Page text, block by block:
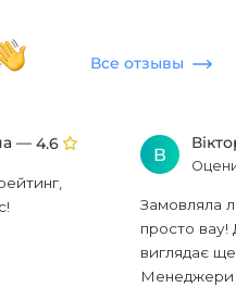
Все отзывы
— 4.6 В
Замовляла
просто вау!
виглядає
Менеджери